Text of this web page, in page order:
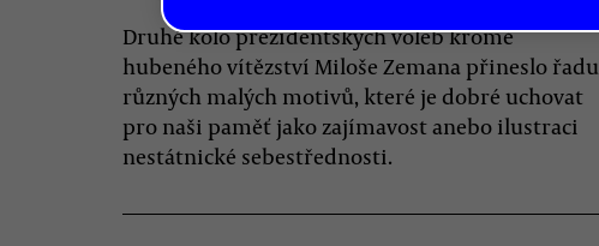
Druhé kolo prezidentských voleb kromě
hubeného vítězství Miloše Zemana přineslo řadu
různých malých motivů, které je dobré uchovat
pro naši paměť jako zajímavost anebo ilustraci
nestátnické sebestřednosti.